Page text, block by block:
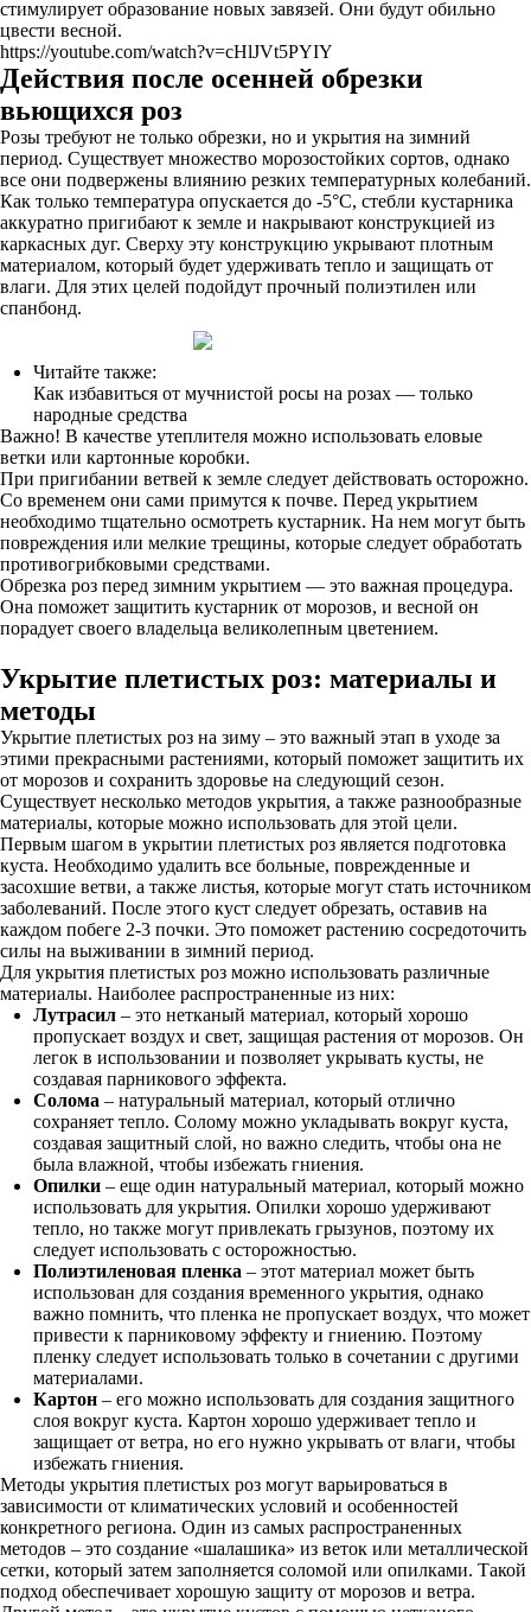
стимулирует образование новых завязей. Они будут обильно
цвести весной.
https://youtube.com/watch?v=cHlJVt5PYIY
Действия после осенней обрезки
вьющихся роз
Розы требуют не только обрезки, но и укрытия на зимний
период. Существует множество морозостойких сортов, однако
все они подвержены влиянию резких температурных колебаний.
Как только температура опускается до -5°C, стебли кустарника
аккуратно пригибают к земле и накрывают конструкцией из
каркасных дуг. Сверху эту конструкцию укрывают плотным
материалом, который будет удерживать тепло и защищать от
влаги. Для этих целей подойдут прочный полиэтилен или
спанбонд.
Читайте также:
Как избавиться от мучнистой росы на розах — только
народные средства
Важно! В качестве утеплителя можно использовать еловые
ветки или картонные коробки.
При пригибании ветвей к земле следует действовать осторожно.
Со временем они сами примутся к почве. Перед укрытием
необходимо тщательно осмотреть кустарник. На нем могут быть
повреждения или мелкие трещины, которые следует обработать
противогрибковыми средствами.
Обрезка роз перед зимним укрытием — это важная процедура.
Она поможет защитить кустарник от морозов, и весной он
порадует своего владельца великолепным цветением.
Укрытие плетистых роз: материалы и
методы
Укрытие плетистых роз на зиму – это важный этап в уходе за
этими прекрасными растениями, который поможет защитить их
от морозов и сохранить здоровье на следующий сезон.
Существует несколько методов укрытия, а также разнообразные
материалы, которые можно использовать для этой цели.
Первым шагом в укрытии плетистых роз является подготовка
куста. Необходимо удалить все больные, поврежденные и
засохшие ветви, а также листья, которые могут стать источником
заболеваний. После этого куст следует обрезать, оставив на
каждом побеге 2-3 почки. Это поможет растению сосредоточить
силы на выживании в зимний период.
Для укрытия плетистых роз можно использовать различные
материалы. Наиболее распространенные из них:
Лутрасил – это нетканый материал, который хорошо
пропускает воздух и свет, защищая растения от морозов. Он
легок в использовании и позволяет укрывать кусты, не
создавая парникового эффекта.
Солома – натуральный материал, который отлично
сохраняет тепло. Солому можно укладывать вокруг куста,
создавая защитный слой, но важно следить, чтобы она не
была влажной, чтобы избежать гниения.
Опилки – еще один натуральный материал, который можно
использовать для укрытия. Опилки хорошо удерживают
тепло, но также могут привлекать грызунов, поэтому их
следует использовать с осторожностью.
Полиэтиленовая пленка – этот материал может быть
использован для создания временного укрытия, однако
важно помнить, что пленка не пропускает воздух, что может
привести к парниковому эффекту и гниению. Поэтому
пленку следует использовать только в сочетании с другими
материалами.
Картон – его можно использовать для создания защитного
слоя вокруг куста. Картон хорошо удерживает тепло и
защищает от ветра, но его нужно укрывать от влаги, чтобы
избежать гниения.
Методы укрытия плетистых роз могут варьироваться в
зависимости от климатических условий и особенностей
конкретного региона. Один из самых распространенных
методов – это создание «шалашика» из веток или металлической
сетки, который затем заполняется соломой или опилками. Такой
подход обеспечивает хорошую защиту от морозов и ветра.